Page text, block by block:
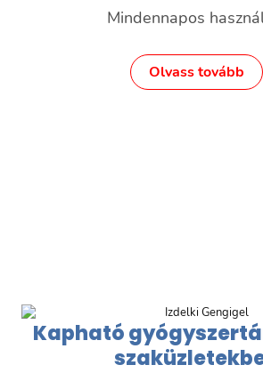
Mindennapos
Olvass tovább
Kapható